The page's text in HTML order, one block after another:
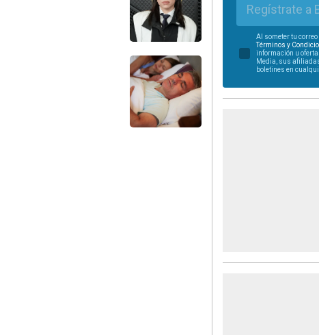
Regístrate a
Al someter tu
Términos y
información u
Media, sus
boletines en